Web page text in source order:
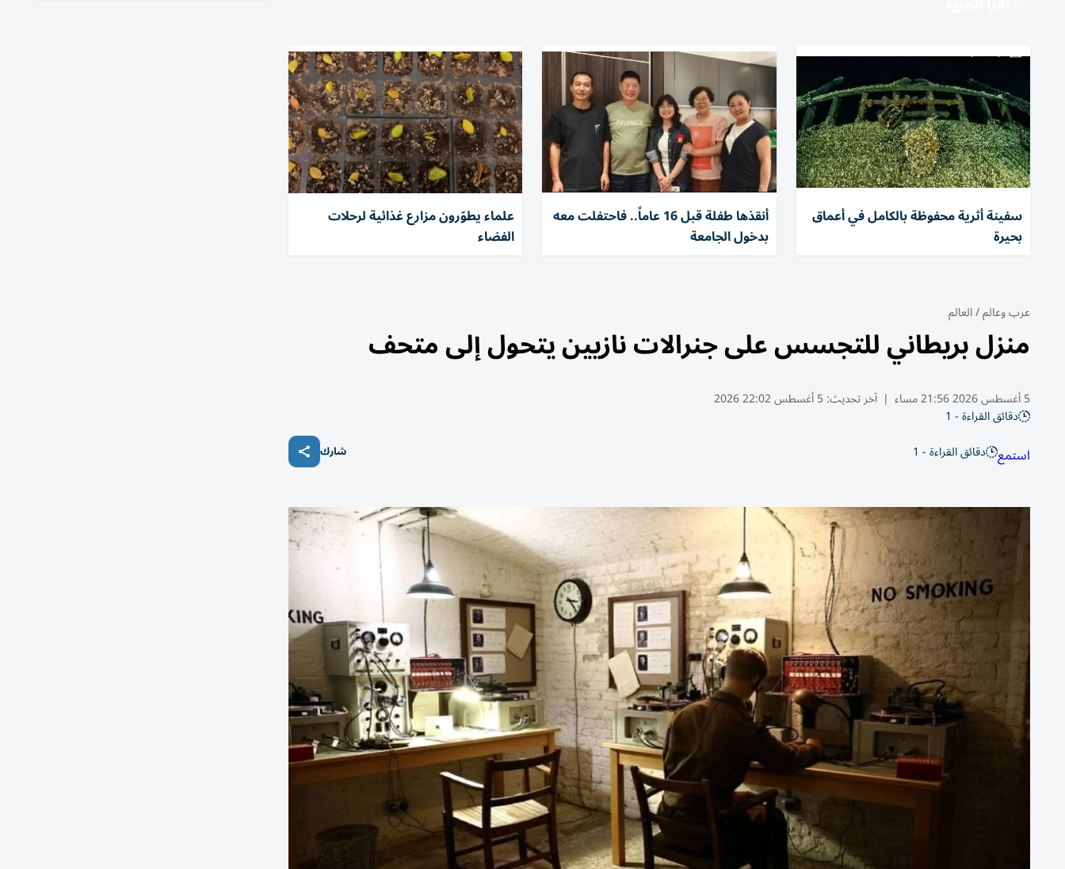
سفينة أثرية محفوظة بالكامل في أعماق
بحيرة
أنقذها طفلة قبل 16 عاماً.. فاحتفلت معه
بدخول الجامعة
علماء يطوّرون مزارع غذائية لرحلات
الفضاء
عرب وعالم/العالم
منزل بريطاني للتجسس على جنرالات نازيين يتحول إلى متحف
5 أغسطس 2026 21:56 مساء | آخر تحديث:5 أغسطس 22:02 2026
دقائق القراءة - 1
استمع دقائق القراءة - 1 شارك